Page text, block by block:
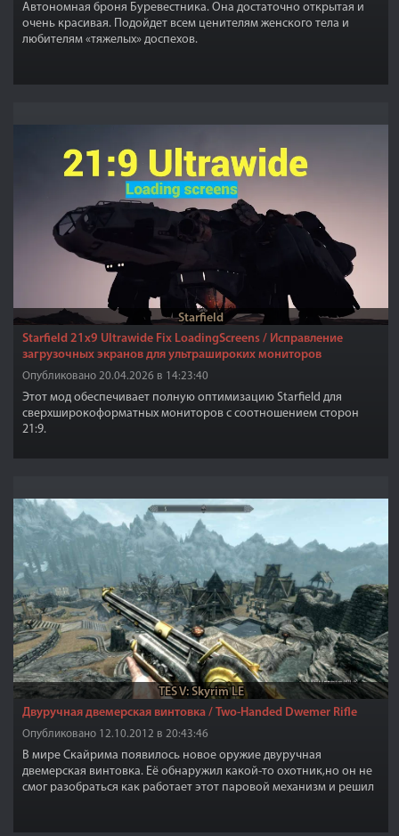
Автономная броня Буревестника. Она достаточно открытая и
очень красивая. Подойдет всем ценителям женского тела и
любителям «тяжелых» доспехов.
Starfield
Starfield 21x9 Ultrawide Fix LoadingScreens / Исправление
загрузочных экранов для ультрашироких мониторов
Опубликовано 20.04.2026 в 14:23:40
Этот мод обеспечивает полную оптимизацию Starfield для
сверхширокоформатных мониторов с соотношением сторон
21:9.
TES V: Skyrim LE
Двуручная двемерская винтовка / Two-Handed Dwemer Rifle
Опубликовано 12.10.2012 в 20:43:46
В мире Скайрима появилось новое оружие двуручная
двемерская винтовка. Её обнаружил какой-то охотник,но он не
смог разобраться как работает этот паровой механизм и решил